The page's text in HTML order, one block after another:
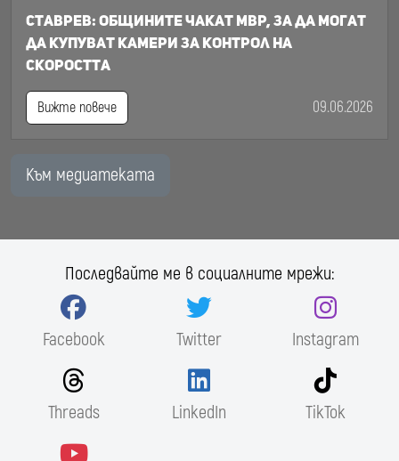
Ставрев: общините чакат МВР, за да могат
да купуват камери за контрол на
скоростта
Вижте повече 09.06.2026
Към медиатеката
Последвайте ме в социалните мрежи:
Facebook Twitter Instagram
Threads LinkedIn TikTok